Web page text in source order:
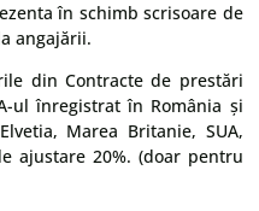
în schimb scrisoare de
angajării.
din Contracte de prestări
ul înregistrat în România și
Marea Britanie, SUA,
ajustare 20%. (doar pentru